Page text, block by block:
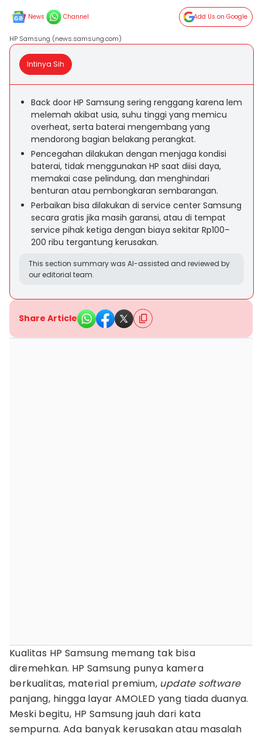
News Channel Add Us on Google
HP Samsung (news.samsung.com)
Intinya Sih
Back door HP Samsung sering renggang karena lem
melemah akibat usia, suhu tinggi yang memicu
overheat, serta baterai mengembang yang
mendorong bagian belakang perangkat.
Pencegahan dilakukan dengan menjaga kondisi
baterai, tidak menggunakan HP saat diisi daya,
memakai case pelindung, dan menghindari
benturan atau pembongkaran sembarangan.
Perbaikan bisa dilakukan di service center Samsung
secara gratis jika masih garansi, atau di tempat
service pihak ketiga dengan biaya sekitar Rp100–
200 ribu tergantung kerusakan.
This section summary was AI-assisted and reviewed by
our editorial team.
Share Article
Kualitas HP Samsung memang tak bisa
diremehkan. HP Samsung punya kamera
berkualitas, material premium, update software
panjang, hingga layar AMOLED yang tiada duanya.
Meski begitu, HP Samsung jauh dari kata
sempurna. Ada banyak kerusakan atau masalah